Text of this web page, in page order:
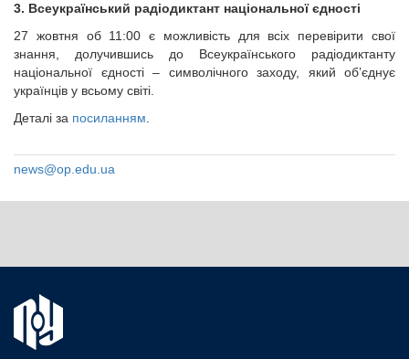
3. Всеукраїнський радіодиктант національної єдності
27 жовтня об 11:00 є можливість для всіх перевірити свої
знання, долучившись до Всеукраїнського радіодиктанту
національної єдності – символічного заходу, який об’єднує
українців у всьому світі.
Деталі за посиланням
news@op.edu.ua